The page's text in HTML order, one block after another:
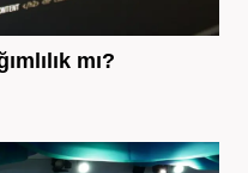
mı?